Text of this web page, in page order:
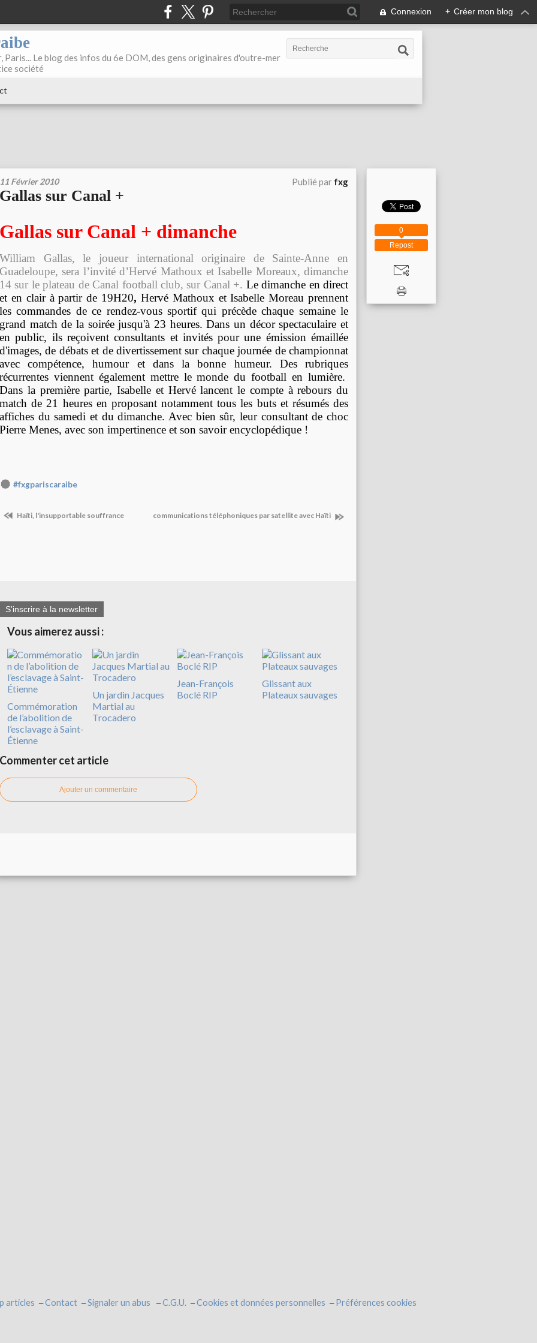
Connexion + Créer mon blog
Paris... Le blog des infos du 6e DOM, des gens originaires d'outre-mer
société
11 Février 2010 Publié par fxg
Gallas sur Canal +
Gallas sur Canal + dimanche
William Gallas, le joueur international originaire de Sainte-Anne en
Guadeloupe, sera l’invité d’Hervé Mathoux et Isabelle Moreaux, dimanche
14 sur le plateau de Canal football club, sur Canal +. Le dimanche en direct
et en clair à partir de 19H20, Hervé Mathoux etIsabelle Moreau prennent
les commandes de ce rendez-vous sportif qui précède chaque semaine le
grand match de la soirée jusqu'à 23 heures. Dans un décor spectaculaire et
en public, ils reçoivent consultants et invités pour une émission émaillée
d'images, de débats et de divertissement sur chaque journée de championnat
avec compétence, humour et dans la bonne humeur. Des rubriques
récurrentes viennent également mettre le monde du football en lumière.
Dans la première partie, Isabelle et Hervé lancent le compte à rebours du
match de 21 heures en proposant notammenttous les buts et résumés des
affiches du samedi et du dimanche. Avec bien sûr, leur consultant de choc
Pierre Menes, avec son impertinence et son savoir encyclopédique !
#fxgpariscaraibe
Haïti, l'insupportable souffrance communications téléphoniques par satellite avec Haïti
S'inscrire à la newsletter
Vous aimerez aussi :
Commémoration
de l’abolition de
l’esclavage à Saint-
Étienne
Un jardin Jacques
Martial au
Trocadero
Jean-François
Boclé RIP
Glissant aux
Plateaux sauvages
Commenter cet article
Ajouter un commentaire
Repost
0
articles Contact Signaler un abus C.G.U. Cookies et données personnelles Préférences cookies